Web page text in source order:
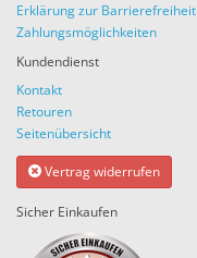
Erklärung zur Barrierefreiheit
Zahlungsmöglichkeiten
Kundendienst
Kontakt
Retouren
Seitenübersicht
Vertrag widerrufen
Sicher Einkaufen